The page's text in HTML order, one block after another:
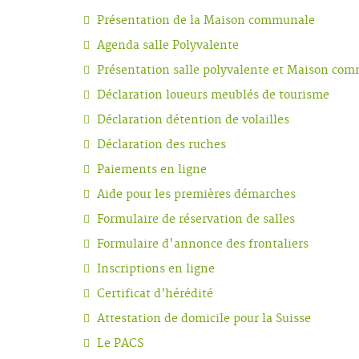
Présentation de la Maison communale
Agenda salle Polyvalente
Présentation salle polyvalente et Maison
Déclaration loueurs meublés de tourisme
Déclaration détention de volailles
Déclaration des ruches
Paiements en ligne
Aide pour les premières démarches
Formulaire de réservation de salles
Formulaire d'annonce des frontaliers
Inscriptions en ligne
Certificat d’hérédité
Attestation de domicile pour la Suisse
Le PACS